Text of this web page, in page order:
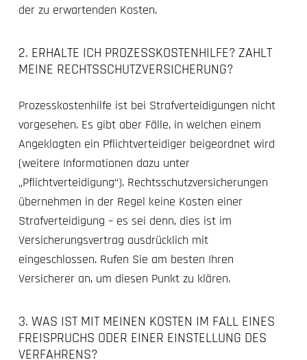
der zu erwartenden Kosten.
2. ERHALTE ICH PROZESSKOSTENHILFE? ZAHLT
MEINE RECHTSSCHUTZVERSICHERUNG?
Prozesskostenhilfe ist bei Strafverteidigungen nicht
vorgesehen. Es gibt aber Fälle, in welchen einem
Angeklagten ein Pflichtverteidiger beigeordnet wird
(weitere Informationen dazu unter
„Pflichtverteidigung“). Rechtsschutzversicherungen
übernehmen in der Regel keine Kosten einer
Strafverteidigung – es sei denn, dies ist im
Versicherungsvertrag ausdrücklich mit
eingeschlossen. Rufen Sie am besten Ihren
Versicherer an, um diesen Punkt zu klären.
3. WAS IST MIT MEINEN KOSTEN IM FALL EINES
FREISPRUCHS ODER EINER EINSTELLUNG DES
VERFAHRENS?